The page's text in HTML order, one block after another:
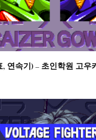
연속기) – 초인학원 고우